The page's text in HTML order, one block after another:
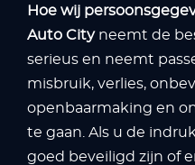
Hoe wij
Auto Cityneemt de
serieus en neemt
misbruik, verlies,
openbaarmaking en
te gaan. Als u de
goed beveiligd zijn of